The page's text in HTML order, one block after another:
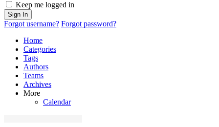
Keep me logged in
Sign In
Forgot username? Forgot password?
Home
Categories
Tags
Authors
Teams
Archives
More
Calendar